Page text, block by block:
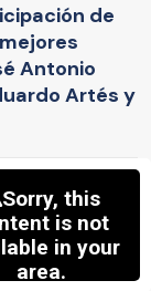
de
Antonio
Artés y